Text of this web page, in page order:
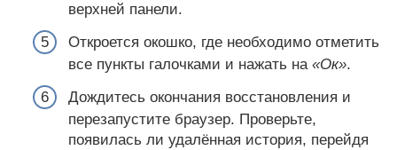
верхней панели.
Откроется окошко, где необходимо отметить
все пункты галочками и нажать на «Ок».
Дождитесь окончания восстановления и
перезапустите браузер. Проверьте,
появилась ли удалённая история, перейдя